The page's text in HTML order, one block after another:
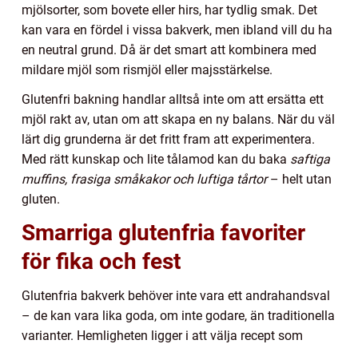
mjölsorter, som bovete eller hirs, har tydlig smak. Det
kan vara en fördel i vissa bakverk, men ibland vill du ha
en neutral grund. Då är det smart att kombinera med
mildare mjöl som rismjöl eller majsstärkelse.
Glutenfri bakning handlar alltså inte om att ersätta ett
mjöl rakt av, utan om att skapa en ny balans. När du väl
lärt dig grunderna är det fritt fram att experimentera.
Med rätt kunskap och lite tålamod kan du baka saftiga
muffins, frasiga småkakor och luftiga tårtor– helt utan
gluten.
Smarriga glutenfria favoriter
för fika och fest
Glutenfria bakverk behöver inte vara ett andrahandsval
– de kan vara lika goda, om inte godare, än traditionella
varianter. Hemligheten ligger i att välja recept som